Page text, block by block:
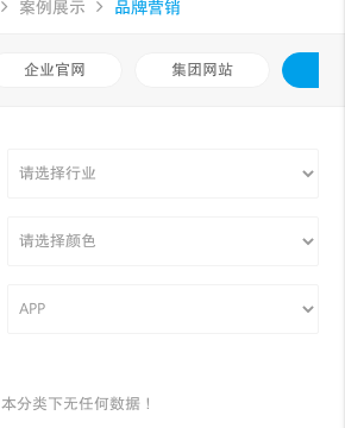
案例展示 品牌营销
企业官网 集团网站
本分类下无任何数据！